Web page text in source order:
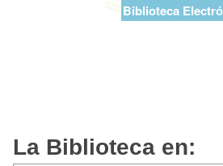
Biblioteca
La Biblioteca en: